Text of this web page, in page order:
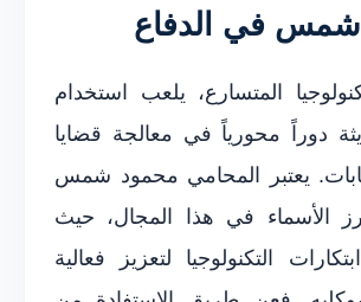
في الدفاع
المتسارع، يلعب استخدام
دوراً محورياً في معالجة قضايا
يعتبر المحامي محمود شمس
الأسماء في هذا المجال، حيث
التكنولوجيا لتعزيز فعالية